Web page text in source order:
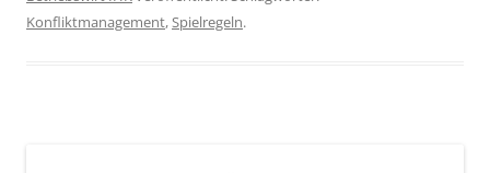
Konfliktmanagement,Spielregeln.